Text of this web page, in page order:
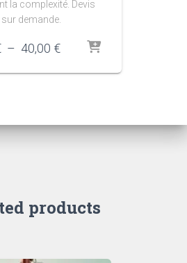
la complexité. Devis
sur demande.
– 40,00 €Plage
prix :
products